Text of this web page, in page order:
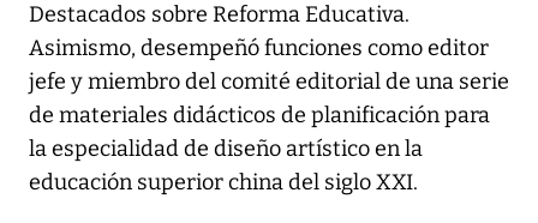
Destacados sobre Reforma Educativa.
Asimismo, desempeñó funciones como editor
jefe y miembro del comité editorial de una serie
de materiales didácticos de planificación para
la especialidad de diseño artístico en la
educación superior china del siglo XXI.